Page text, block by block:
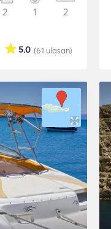
2 1 2
(61 ulasan)
5.0